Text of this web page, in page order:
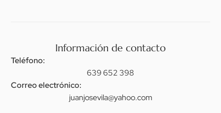
Información de contacto
Teléfono:
639 652 398
Correo electrónico:
juanjosevila@yahoo.com